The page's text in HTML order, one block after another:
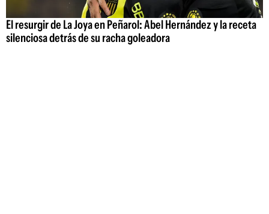
El resurgir de La Joya en Peñarol: Abel Hernández y la receta
silenciosa detrás de su racha goleadora